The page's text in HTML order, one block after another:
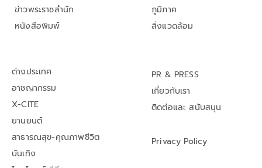
ข่าวพระราชสำนัก
หนังสือพิมพ์
ภูมิภาค
สิ่งแวดล้อม
ต่างประเทศ
อาชญากรรม
X-CITE
ยานยนต์
สาธารณสุข-คุณภาพชีวิต
บันเทิง
PR & PRESS
เกี่ยวกับเรา
ติดต่อและ สนับสนุน
Privacy Policy